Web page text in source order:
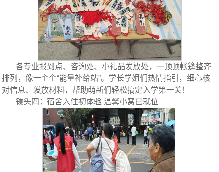
各专业报到点、咨询处、小礼品发放处，一顶顶帐篷整齐
排列，像一个个“能量补给站”。学长学姐们热情指引，细心核
对信息、发放材料，帮助萌新们轻松搞定入学第一关！
镜头四：宿舍入住初体验 温馨小窝已就位